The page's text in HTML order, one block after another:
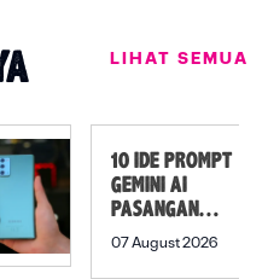
LIHAT SEMUA
10 IDE PROMPT
GEMINI AI
PASANGAN
PREWEDDING
07 August 2026